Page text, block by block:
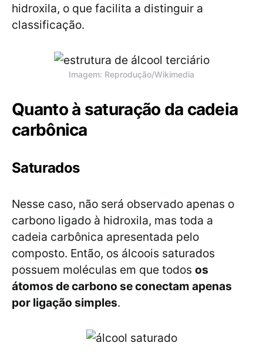
hidroxila, o que facilita a distinguir a
classificação.
Imagem: Reprodução/Wikimedia
Quanto à saturação da cadeia
carbônica
Saturados
Nesse caso, não será observado apenas o
carbono ligado à hidroxila, mas toda a
cadeia carbônica apresentada pelo
composto. Então, os álcoois saturados
possuem moléculas em que todos os
átomos de carbono se conectam apenas
por ligação simples.